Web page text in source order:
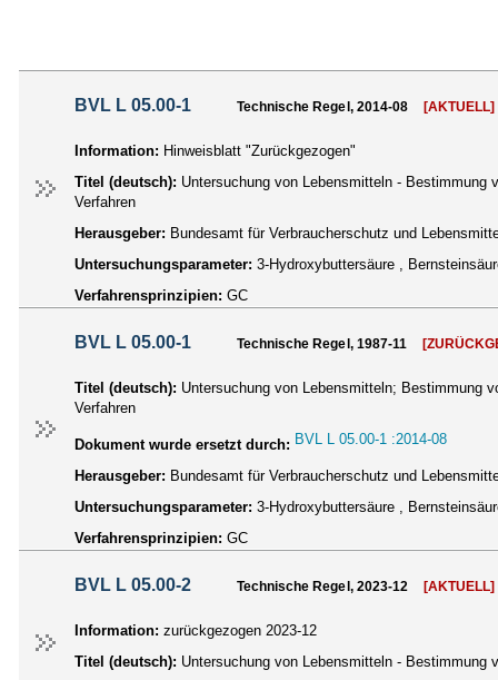
BVL L 05.00-1 Technische Regel, 2014-08 [AKTUELL]
Information: Hinweisblatt "Zurückgezogen"
Titel (deutsch): Untersuchung von Lebensmitteln - Bestimmung
Verfahren
Herausgeber: Bundesamt für Verbraucherschutz und
Untersuchungsparameter: 3-Hydroxybuttersäure ,
Verfahrensprinzipien: GC
BVL L 05.00-1 Technische Regel, 1987-11
Titel (deutsch): Untersuchung von Lebensmitteln; Bestimmung
Verfahren
Dokument wurde ersetzt durch: BVL L 05.00-1 :2014-08
Herausgeber: Bundesamt für Verbraucherschutz und
Untersuchungsparameter: 3-Hydroxybuttersäure ,
Verfahrensprinzipien: GC
BVL L 05.00-2 Technische Regel, 2023-12 [AKTUELL]
Information: zurückgezogen 2023-12
Titel (deutsch): Untersuchung von Lebensmitteln - Bestimmung